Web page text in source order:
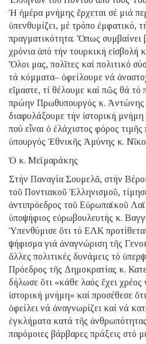
Ἡ ἡμέρα μνήμης ἔρχεται σέ μιά
ὑπενθυμίζει, μέ τρόπο ἐμφατικό,
πραγματικότητα. Ὅπως συμβαίνει
χρόνια ἀπό τήν τουρκική εἰσβολή
Ὅλοι μας, πολῖτες καί πολιτικό
τά κόμματα– ὀφείλουμε νά
εἴμαστε, τί θέλουμε καί πῶς θά τό
πρώην Πρωθυπουργός κ.
διαφυλάξουμε τήν ἱστορική
πού εἶναι ὁ ἐλάχιστος φόρος
ὑπουργός Ἐθνικῆς Ἀμύνης κ.
Ὁ κ. Μεϊμαράκης
Στήν Παναγία Σουμελᾶ, στήν
τοῦ Ποντιακοῦ Ἑλληνισμοῦ,
ἀντιπρόεδρος τοῦ Εὐρωπαϊκοῦ
ὑποψήφιος εὐρωβουλευτής κ.
Ὑπενθύμισε ὅτι τό ΕΛΚ
ψήφισμα γιά ἀναγνώριση τῆς
ἄλλες πολιτικές δυνάμεις τό
Πρόεδρος τῆς Δημοκρατίας κ.
δήλωσε ὅτι «κάθε λαός ἔχει χρέος
ἱστορική μνήμη» καί προσέθεσε
ὀφείλει νά ἀναγνωρίζει καί νά
ἐγκλήματα κατά τῆς
παρόμοιες βάρβαρες πράξεις στό